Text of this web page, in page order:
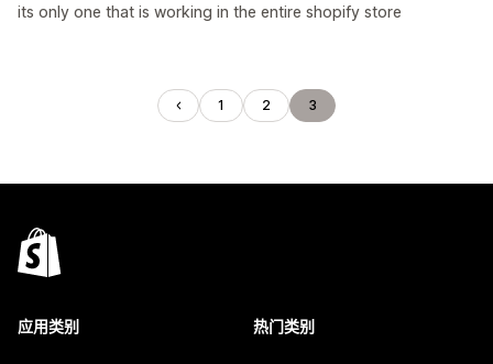
its only one that is working in the entire shopify store
1 2 3
应用类别 热门类别